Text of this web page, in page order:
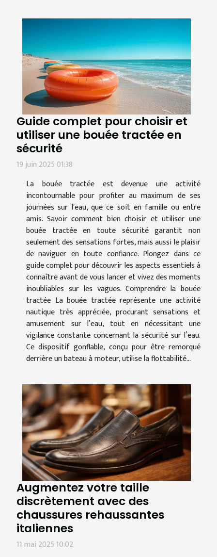
Guide complet pour choisir et
utiliser une bouée tractée en
sécurité
19 juin 2025 01:38
La bouée tractée est devenue une activité
incontournable pour profiter au maximum de ses
journées sur l'eau, que ce soit en famille ou entre
amis. Savoir comment bien choisir et utiliser une
bouée tractée en toute sécurité garantit non
seulement des sensations fortes, mais aussi le plaisir
de naviguer en toute confiance. Plongez dans ce
guide complet pour découvrir les aspects essentiels à
connaître avant de vous lancer et vivez des moments
inoubliables sur les vagues. Comprendre la bouée
tractée La bouée tractée représente une activité
nautique très appréciée, procurant sensations et
amusement sur l’eau, tout en nécessitant une
vigilance constante concernant la sécurité sur l’eau.
Ce dispositif gonflable, conçu pour être remorqué
derrière un bateau à moteur, utilise la flottabilité...
Augmentez votre taille
discrètement avec des
chaussures rehaussantes
italiennes
11 mai 2025 10:02